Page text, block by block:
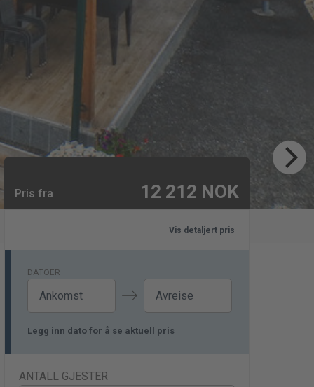
Pris fra 12 212 NOK
Vis detaljert pris
DATOER
forward
with
backward
Legg inn dato for å se aktuell pris
ANTALL GJESTER